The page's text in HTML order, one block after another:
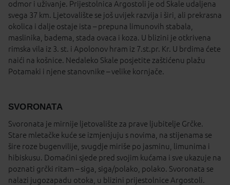
odmor i uživanje. Prijestolnica Argostoli je od Skale udaljena
svega 37 km. Ljetovalište se još uvijek razvija i širi, ali prekrasna
okolica i dalje ostaje ista – prepuna limunovih stabala,
maslinika, badema, stada ovaca i koza. U blizini je otkrivena
rimska vila iz 3. st. i Apolonov hram iz 7.st.pr. Kr. U brdima ćete
naići na košnice. Nedaleko Skale posjetite zaštićenu plažu
Potamaki i njene stanovnike – velike kornjače.
SVORONATA
Svoronata je mirnije ljetovalište za prave ljubitelje Grčke.
Stare mletačke kuće se izmjenjuju s novima, na stijenama se
šire roze bugenvilije, svugdje miriše po jasminu, limunima i
hibiskusu. Domaćini sjede pred svojim kućama i sve ukazuje na
poznati grčki ritam – siga, siga/polako, polako. Svoronata se
nalazi jugozapadu otoka, u blizini prijestolnice Argostoli.